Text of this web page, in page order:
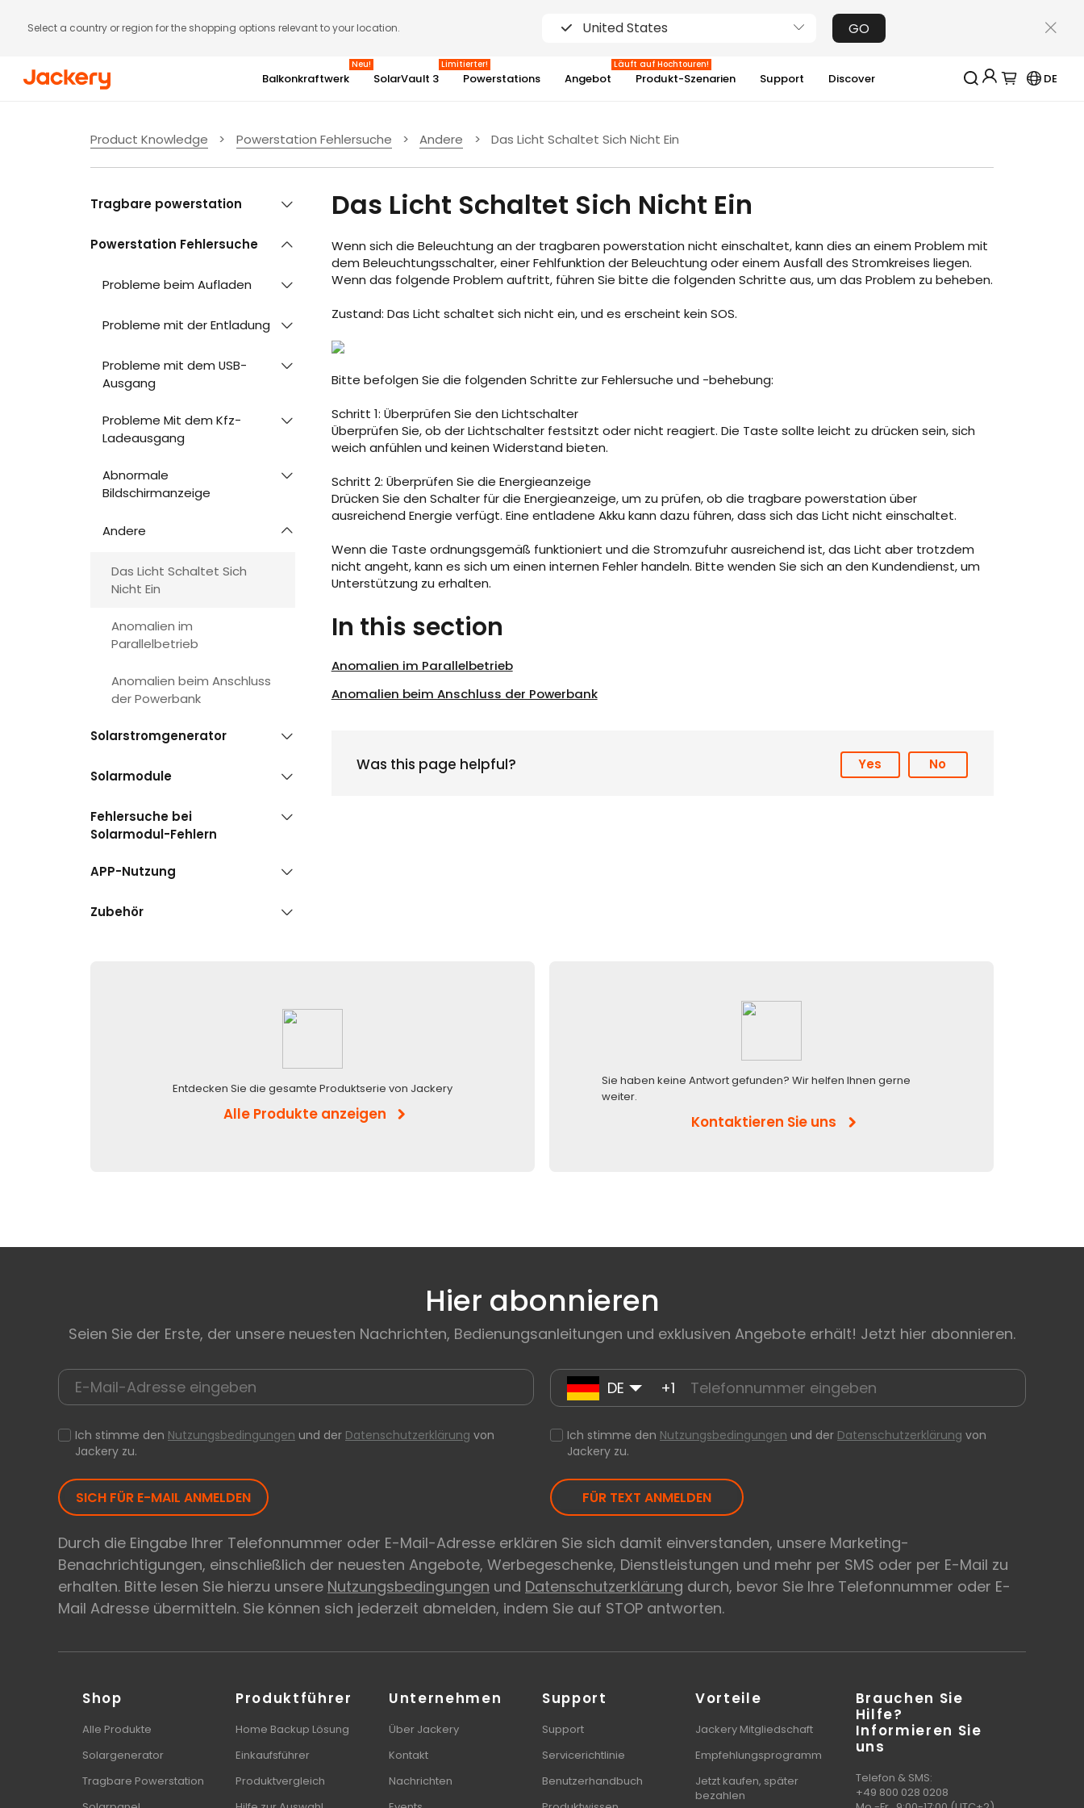
Select a country or region for the shopping options relevant to your location. United States GO
Balkonkraftwerk
Neu!
Powerstations
SolarVault 3
Limitierter!
SolarVault 3 Serie | Bis zu 53%
Jetzt kaufen
Angebot
Läuft auf Hochtouren!
6. bis 9. August
Mehr ansehen
Support Discover
Produkt-Szenarien
Registrierung
Erhalten Sie 15% Rabatt, sobald die Garantie
abgelaufen ist
DE
Product Knowledge > Powerstation Fehlersuche > Andere > Das Licht Schaltet Sich Nicht Ein
Tragbare powerstation
Powerstation Fehlersuche
Probleme beim Aufladen
Probleme mit der Entladung
Probleme mit dem USB-
Ausgang
Probleme Mit dem Kfz-
Ladeausgang
Abnormale
Bildschirmanzeige
Andere
Das Licht Schaltet Sich
Nicht Ein
Anomalien im
Parallelbetrieb
Anomalien beim Anschluss
der Powerbank
Solarstromgenerator
Solarmodule
Fehlersuche bei
Solarmodul-Fehlern
APP-Nutzung
Zubehör
Das Licht Schaltet Sich Nicht Ein
Wenn sich die Beleuchtung an der tragbaren powerstation nicht einschaltet, kann dies an einem Problem mit
dem Beleuchtungsschalter, einer Fehlfunktion der Beleuchtung oder einem Ausfall des Stromkreises liegen.
Wenn das folgende Problem auftritt, führen Sie bitte die folgenden Schritte aus, um das Problem zu beheben.
Zustand: Das Licht schaltet sich nicht ein, und es erscheint kein SOS.
Bitte befolgen Sie die folgenden Schritte zur Fehlersuche und -behebung:
Schritt 1: Überprüfen Sie den Lichtschalter
Überprüfen Sie, ob der Lichtschalter festsitzt oder nicht reagiert. Die Taste sollte leicht zu drücken sein, sich
weich anfühlen und keinen Widerstand bieten.
Schritt 2: Überprüfen Sie die Energieanzeige
Drücken Sie den Schalter für die Energieanzeige, um zu prüfen, ob die tragbare powerstation über
ausreichend Energie verfügt. Eine entladene Akku kann dazu führen, dass sich das Licht nicht einschaltet.
Wenn die Taste ordnungsgemäß funktioniert und die Stromzufuhr ausreichend ist, das Licht aber trotzdem
nicht angeht, kann es sich um einen internen Fehler handeln. Bitte wenden Sie sich an den Kundendienst, um
Unterstützung zu erhalten.
In this section
Anomalien im Parallelbetrieb
Anomalien beim Anschluss der Powerbank
Was this page helpful? Yes No
Entdecken Sie die gesamte Produktserie von Jackery
Alle Produkte anzeigen
Sie haben keine Antwort gefunden? Wir helfen Ihnen gerne
weiter.
Kontaktieren Sie uns
Hier abonnieren
Seien Sie der Erste, der unsere neuesten Nachrichten, Bedienungsanleitungen und exklusiven Angebote erhält! Jetzt hier abonnieren.
Ich stimme den Nutzungsbedingungen und der Datenschutzerklärung von
Jackery zu.
SICH FÜR E-MAIL ANMELDEN
DE +1
Ich stimme den Nutzungsbedingungen und der Datenschutzerklärung von
Jackery zu.
FÜR TEXT ANMELDEN
Durch die Eingabe Ihrer Telefonnummer oder E-Mail-Adresse erklären Sie sich damit einverstanden, unsere Marketing-
Benachrichtigungen, einschließlich der neuesten Angebote, Werbegeschenke, Dienstleistungen und mehr per SMS oder per E-Mail zu
erhalten. Bitte lesen Sie hierzu unsere Nutzungsbedingungen und Datenschutzerklärung durch, bevor Sie Ihre Telefonnummer oder E-
Mail Adresse übermitteln. Sie können sich jederzeit abmelden, indem Sie auf STOP antworten.
Shop
Alle Produkte
Solargenerator
Tragbare Powerstation
Produktführer
Home Backup Lösung
Einkaufsführer
Produktvergleich
Unternehmen
Über Jackery
Kontakt
Nachrichten
Support
Support
Servicerichtlinie
Benutzerhandbuch
Vorteile
Jackery Mitgliedschaft
Empfehlungsprogramm
Jetzt kaufen, später
bezahlen
Brauchen Sie
Hilfe?
Informieren Sie
uns
Telefon & SMS:
+49 800 028 0208